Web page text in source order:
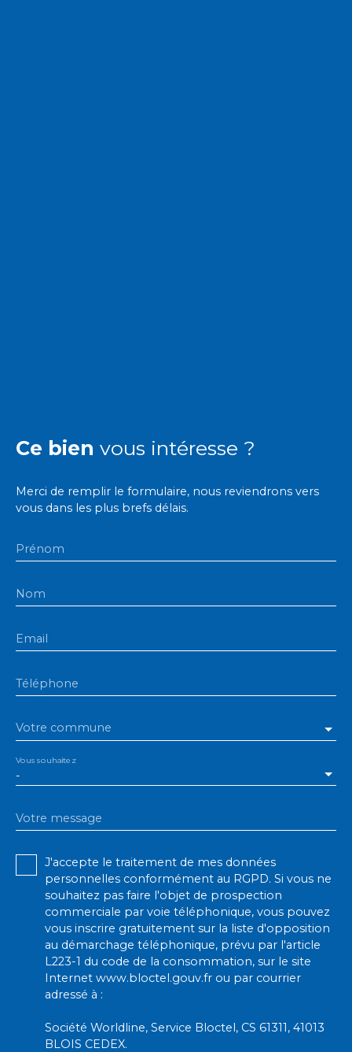
Ce bien vous intéresse ?
Merci de remplir le formulaire, nous reviendrons vers
vous dans les plus brefs délais.
Prénom
Nom
Email
Téléphone
Votre commune
-
Vous souhaitez
Votre message
J'accepte le traitement de mes données
personnelles conformément au RGPD. Si vous ne
souhaitez pas faire l'objet de prospection
commerciale par voie téléphonique, vous pouvez
vous inscrire gratuitement sur la liste d'opposition
au démarchage téléphonique, prévu par l'article
L223-1 du code de la consommation, sur le site
Internet www.bloctel.gouv.fr ou par courrier
adressé à :
Société Worldline, Service Bloctel, CS 61311, 41013
BLOIS CEDEX.